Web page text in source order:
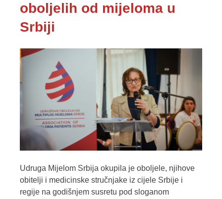
oboljelih od mijeloma u
Srbiji
Udruga Mijelom Srbija okupila je oboljele, njihove
obitelji i medicinske stručnjake iz cijele Srbije i
regije na godišnjem susretu pod sloganom